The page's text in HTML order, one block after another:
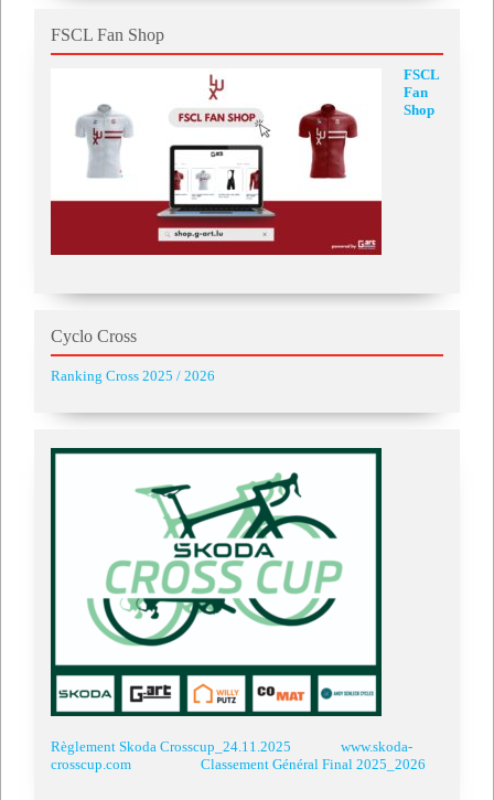
FSCL Fan Shop
FSCL
Fan
Shop
Cyclo Cross
Ranking Cross 2025 / 2026
Règlement Skoda Crosscup_24.11.2025
www.skoda-
crosscup.com
Classement Général Final 2025_2026